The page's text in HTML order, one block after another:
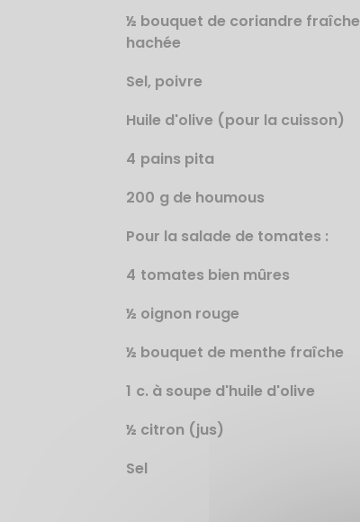
½ bouquet de coriandre fraîche
hachée
Sel, poivre
Huile d'olive (pour la cuisson)
4 pains pita
200 g de houmous
Pour la salade de tomates :
4 tomates bien mûres
½ oignon rouge
½ bouquet de menthe fraîche
1 c. à soupe d'huile d'olive
½ citron (jus)
Sel